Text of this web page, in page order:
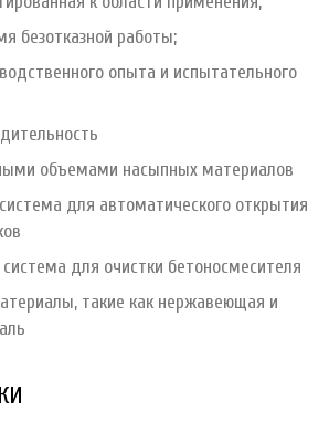
безотказной работы;
опыта и испытательного
объемами насыпных материалов
для автоматического открытия
для очистки бетоносмесителя
такие как нержавеющая и